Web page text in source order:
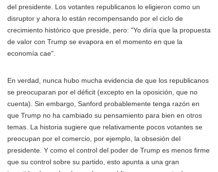
del presidente. Los votantes republicanos lo eligieron como un
disruptor y ahora lo están recompensando por el ciclo de
crecimiento histórico que preside, pero: "Yo diría que la propuesta
de valor con Trump se evapora en el momento en que la
economía cae".
En verdad, nunca hubo mucha evidencia de que los republicanos
se preocuparan por el déficit (excepto en la oposición, que no
cuenta). Sin embargo, Sanford probablemente tenga razón en
que Trump no ha cambiado su pensamiento para bien en otros
temas. La historia sugiere que relativamente pocos votantes se
preocupan por el comercio, por ejemplo, la obsesión del
presidente. Y como el control del poder de Trump es menos firme
que su control sobre su partido, esto apunta a una gran